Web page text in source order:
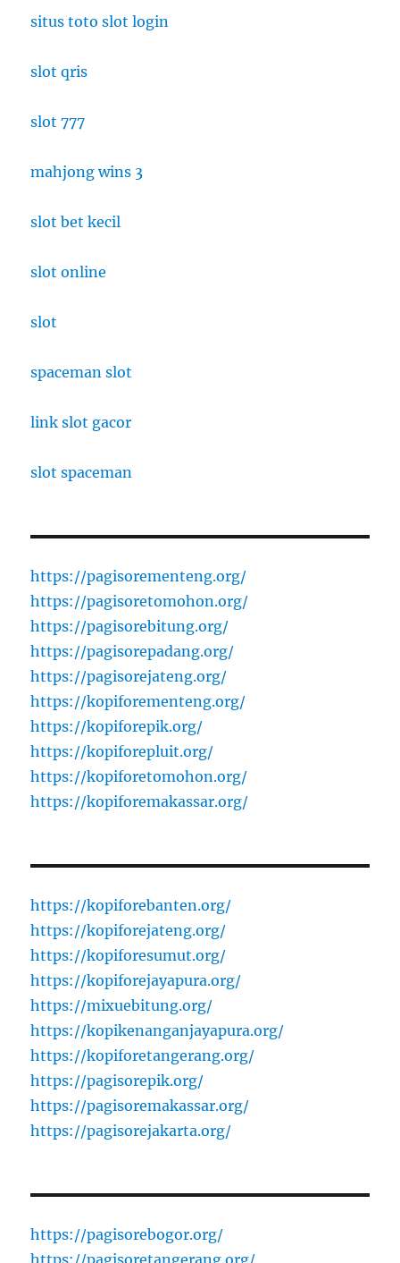
situs toto slot login
slot qris
slot 777
mahjong wins 3
slot bet kecil
slot online
slot
spaceman slot
link slot gacor
slot spaceman
https://pagisorementeng.org/
https://pagisoretomohon.org/
https://pagisorebitung.org/
https://pagisorepadang.org/
https://pagisorejateng.org/
https://kopiforementeng.org/
https://kopiforepik.org/
https://kopiforepluit.org/
https://kopiforetomohon.org/
https://kopiforemakassar.org/
https://kopiforebanten.org/
https://kopiforejateng.org/
https://kopiforesumut.org/
https://kopiforejayapura.org/
https://mixuebitung.org/
https://kopikenanganjayapura.org/
https://kopiforetangerang.org/
https://pagisorepik.org/
https://pagisoremakassar.org/
https://pagisorejakarta.org/
https://pagisorebogor.org/